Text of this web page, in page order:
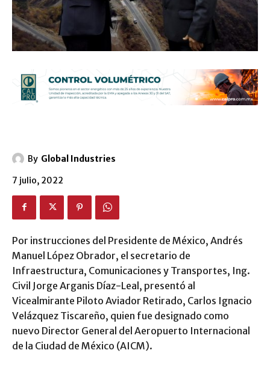
By Global Industries
7 julio, 2022
Por instrucciones del Presidente de México, Andrés
Manuel López Obrador, el secretario de
Infraestructura, Comunicaciones y Transportes, Ing.
Civil Jorge Arganis Díaz-Leal, presentó al
Vicealmirante Piloto Aviador Retirado, Carlos Ignacio
Velázquez Tiscareño, quien fue designado como
nuevo Director General del Aeropuerto Internacional
de la Ciudad de México (AICM).